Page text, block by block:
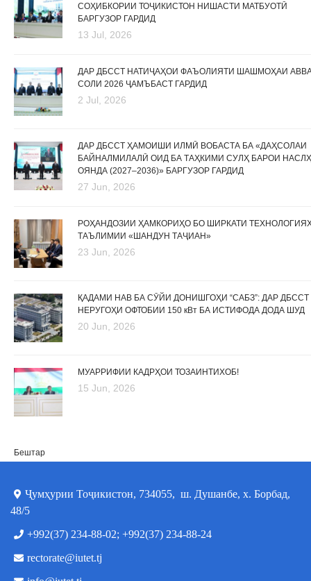
СОҲИБКОРИИ ТОҶИКИСТОН НИШАСТИ МАТБУОТӢ
БАРГУЗОР ГАРДИД
13 Jul, 2026
ДАР ДБССТ НАТИҶАҲОИ ФАЪОЛИЯТИ ШАШМОҲАИ
СОЛИ 2026 ҶАМЪБАСТ ГАРДИД
2 Jul, 2026
ДАР ДБССТ ҲАМОИШИ ИЛМӢ ВОБАСТА БА «ДАҲСОЛАИ
БАЙНАЛМИЛАЛӢ ОИД БА ТАҲКИМИ СУЛҲ БАРОИ
ОЯНДА (2027–2036)» БАРГУЗОР ГАРДИД
27 Jun, 2026
РОҲАНДОЗИИ ҲАМКОРИҲО БО ШИРКАТИ
ТАЪЛИМИИ «ШАНДУН ТАҶИАН»
23 Jun, 2026
ҚАДАМИ НАВ БА СӮЙИ ДОНИШГОҲИ “САБЗ”: ДАР ДБССТ
НЕРУГОҲИ ОФТОБИИ 150 кВт БА ИСТИФОДА ДОДА ШУД
20 Jun, 2026
МУАРРИФИИ КАДРҲОИ ТОЗАИНТИХОБ!
15 Jun, 2026
Бештар
Ҷумҳурии Тоҷикистон, 734055, ш. Душанбе, х. Борбад,
48/5
+992(37) 234-88-02; +992(37) 234-88-24
rectorate@iutet.tj